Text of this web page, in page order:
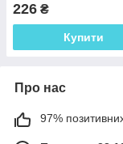
226 ₴
Купити
Про нас
97% позитивних